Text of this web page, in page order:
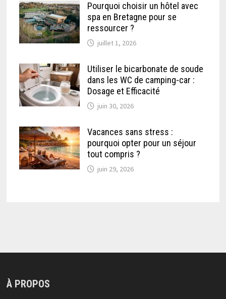
Pourquoi choisir un hôtel avec
spa en Bretagne pour se
ressourcer ?
juillet 1, 2026
Utiliser le bicarbonate de soude
dans les WC de camping-car :
Dosage et Efficacité
juin 30, 2026
Vacances sans stress :
pourquoi opter pour un séjour
tout compris ?
juin 29, 2026
À PROPOS